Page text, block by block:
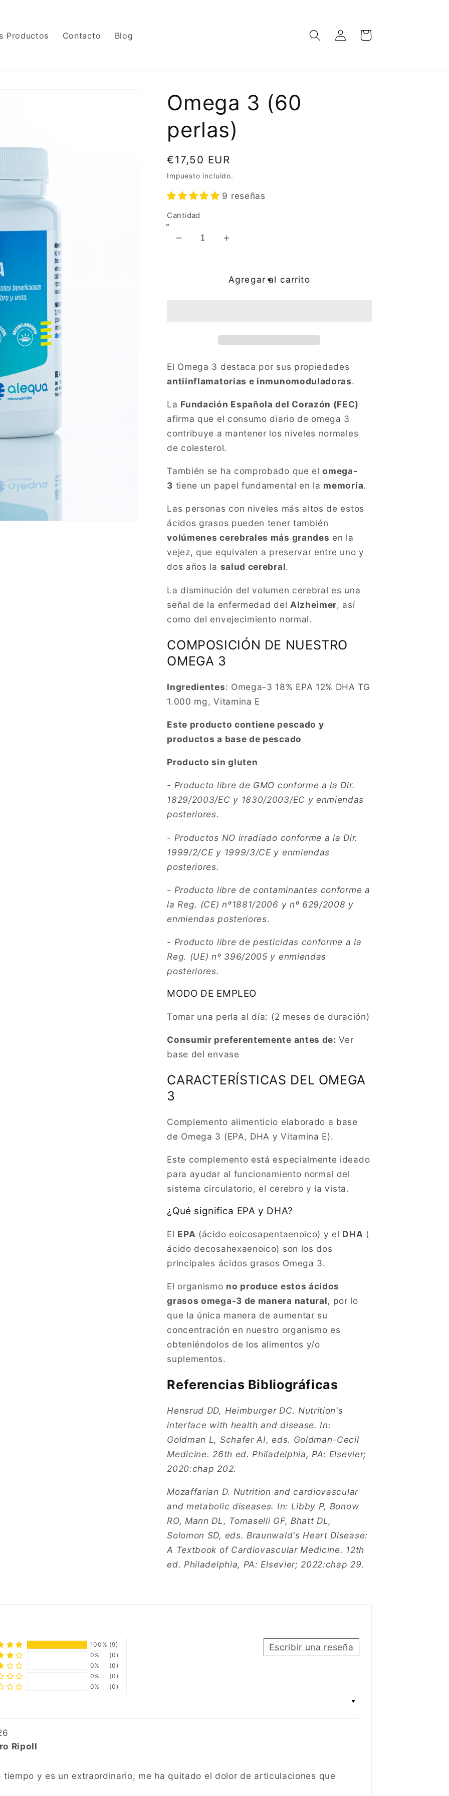
Productos Contacto Blog
Iniciar
sesión
Carrito
Omega 3 (60
perlas)
Precio
habitual
€17,50 EUR
Impuesto incluido.
9 reseñas
Cantidad
Reducir
Aumentar
Omega
Agregar al carrito
El Omega 3 destaca por sus propiedades
antiinflamatorias e inmunomoduladoras.
La Fundación Española del Corazón (FEC)
afirma que el consumo diario de omega 3
contribuye a mantener los niveles normales
de colesterol.
También se ha comprobado que elomega-
3 tiene un papel fundamental en la memoria.
Las personas con niveles más altos de estos
ácidos grasos pueden tener también
volúmenes cerebrales más grandes en la
vejez, que equivalen a preservar entre uno y
dos años la salud cerebral.
La disminución del volumen cerebral es una
señal de la enfermedad del Alzheimer, así
como del envejecimiento normal.
COMPOSICIÓN DE NUESTRO
OMEGA 3
Ingredientes: Omega-3 18% EPA 12% DHA TG
1.000 mg, Vitamina E
Este producto contiene pescado y
productos a base de pescado
Producto sin gluten
- Producto libre de GMO conforme a la Dir.
1829/2003/EC y 1830/2003/EC y enmiendas
posteriores.
- Productos NO irradiado conforme a la Dir.
1999/2/CE y 1999/3/CE y enmiendas
posteriores.
- Producto libre de contaminantes conforme a
la Reg. (CE) nº1881/2006 y nº 629/2008 y
enmiendas posteriores.
- Producto libre de pesticidas conforme a la
Reg. (UE) nº 396/2005 y enmiendas
posteriores.
MODO DE EMPLEO
Tomar una perla al día: (2 meses de duración)
Consumir preferentemente antes de: Ver
base del envase
CARACTERÍSTICAS DEL OMEGA
3
Complemento alimenticio elaborado a base
de Omega 3 (EPA, DHA y Vitamina E).
Este complemento está especialmente ideado
para ayudar al funcionamiento normal del
sistema circulatorio, el cerebro y la vista.
¿Qué significa EPA y DHA?
El EPA (ácido eoicosapentaenoico) y el DHA (
ácido decosahexaenoico) son los dos
principales ácidos grasos Omega 3.
El organismo no produce estos ácidos
grasos omega-3 de manera natural, por lo
que la única manera de aumentar su
concentración en nuestro organismo es
obteniéndolos de los alimentos y/o
suplementos.
Referencias Bibliográficas
Hensrud DD, Heimburger DC. Nutrition's
interface with health and disease. In:
Goldman L, Schafer AI, eds. Goldman-Cecil
Medicine. 26th ed. Philadelphia, PA: Elsevier;
2020:chap 202.
Mozaffarian D. Nutrition and cardiovascular
and metabolic diseases. In: Libby P, Bonow
RO, Mann DL, Tomaselli GF, Bhatt DL,
Solomon SD, eds. Braunwald's Heart Disease:
A Textbook of Cardiovascular Medicine. 12th
ed. Philadelphia, PA: Elsevier; 2022:chap 29.
Escribir una reseña
100% (9)
0%
(0)
0%
(0)
0%
(0)
0%
(0)
Ripoll
tiempo y es un extraordinario, me ha quitado el dolor de articulaciones que